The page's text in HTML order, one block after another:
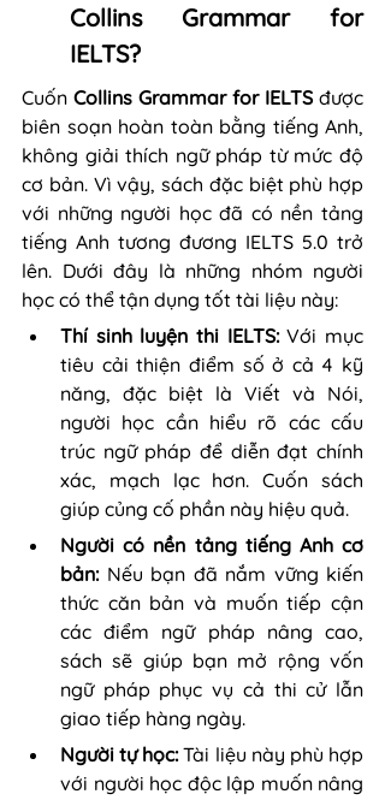
Collins Grammar for
IELTS?
Cuốn Collins Grammar for IELTS được
biên soạn hoàn toàn bằng tiếng Anh,
không giải thích ngữ pháp từ mức độ
cơ bản. Vì vậy, sách đặc biệt phù hợp
với những người học đã có nền tảng
tiếng Anh tương đương IELTS 5.0 trở
lên. Dưới đây là những nhóm người
học có thể tận dụng tốt tài liệu này:
Thí sinh luyện thi IELTS: Với mục
tiêu cải thiện điểm số ở cả 4 kỹ
năng, đặc biệt là Viết và Nói,
người học cần hiểu rõ các cấu
trúc ngữ pháp để diễn đạt chính
xác, mạch lạc hơn. Cuốn sách
giúp củng cố phần này hiệu quả.
Người có nền tảng tiếng Anh cơ
bản: Nếu bạn đã nắm vững kiến
thức căn bản và muốn tiếp cận
các điểm ngữ pháp nâng cao,
sách sẽ giúp bạn mở rộng vốn
ngữ pháp phục vụ cả thi cử lẫn
giao tiếp hàng ngày.
Người tự học: Tài liệu này phù hợp
với người học độc lập muốn nâng